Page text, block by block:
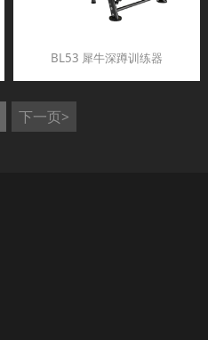
BL53 犀牛深蹲训练器
下一页>